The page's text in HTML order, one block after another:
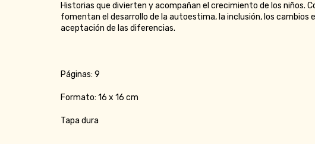
Historias que divierten y acompañan el crecimiento de los niños.
fomentan el desarrollo de la autoestima, la inclusión, los cambios
aceptación de las diferencias.
Páginas: 9
Formato: 16 x 16 cm
Tapa dura